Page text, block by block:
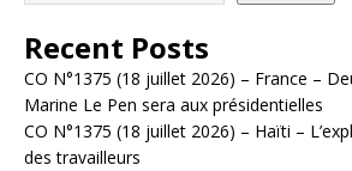
Recent Posts
CO N°1375 (18 juillet 2026) – France –
Marine Le Pen sera aux présidentielles
CO N°1375 (18 juillet 2026) – Haïti –
des travailleurs